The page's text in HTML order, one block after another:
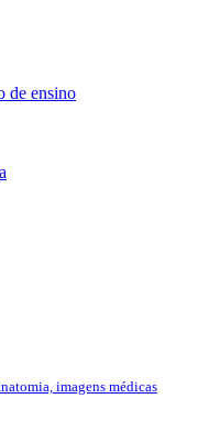
de ensino
imagens médicas